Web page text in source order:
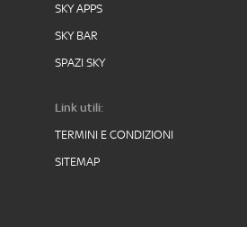
SKY APPS
SKY BAR
SPAZI SKY
Link utili:
TERMINI E CONDIZIONI
SITEMAP